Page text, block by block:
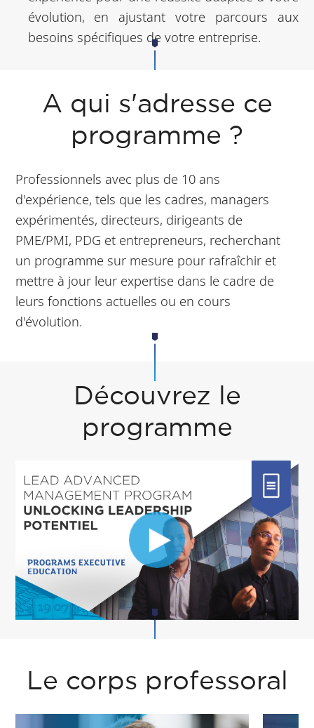
évolution, en ajustant votre parcours aux
besoins spécifiques de votre entreprise.
A qui s'adresse ce
programme ?
Professionnels avec plus de 10 ans
d'expérience, tels que les cadres, managers
expérimentés, directeurs, dirigeants de
PME/PMI, PDG et entrepreneurs, recherchant
un programme sur mesure pour rafraîchir et
mettre à jour leur expertise dans le cadre de
leurs fonctions actuelles ou en cours
d'évolution.
Découvrez le
programme
Le corps professoral